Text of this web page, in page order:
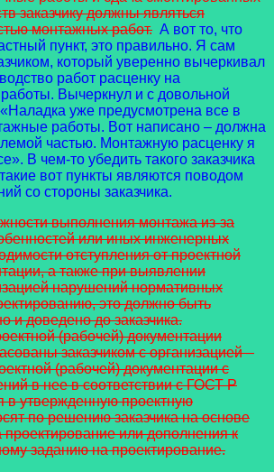
заказчику должны являться
монтажных работ. А вот то, что
пункт, это правильно. Я сам
который уверенно вычеркивал
работ расценку на
Вычеркнул и с довольной
уже предусмотрена все в
работы. Вот написано – должна
частью. Монтажную расценку я
В чем-то убедить такого заказчика
вот пункты являются поводом
со стороны заказчика.
выполнения монтажа из-за
или иных инженерных
отступления от проектной
а также при выявлении
нарушений нормативных
это должно быть
и доведено до заказчика.
(рабочей) документации
заказчиком с организацией –
(рабочей) документации с
в нее в соответствии с ГОСТ Р
в утвержденную проектную
по решению заказчика на основе
проектирование или дополнения к
заданию на проектирование.